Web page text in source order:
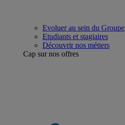
Evoluer au sein du Groupe
Etudiants et stagiaires
Découvrir nos métiers
Cap sur nos offres